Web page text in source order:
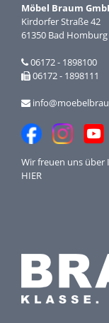
Möbel Braum
Kirdorfer Straße 42
61350 Bad
06172 - 1898100
06172 - 1898111
Wir freuen uns über
HIER